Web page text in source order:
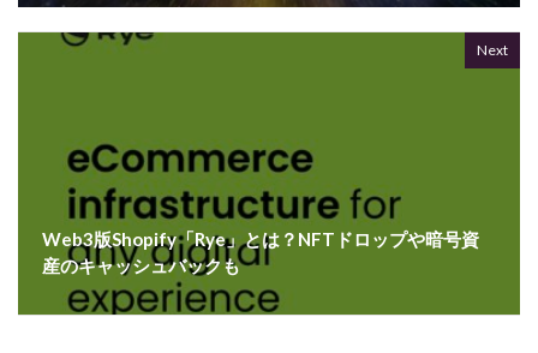
Next
Web3版Shopify「Rye」とは？NFTドロップや暗号資
産のキャッシュバックも